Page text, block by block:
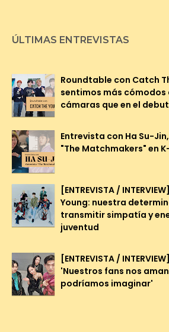
ÚLTIMAS ENTREVISTAS
Roundtable con Catch
sentimos más cómodos
cámaras que en el
Entrevista con Ha Su-
"The Matchmakers" en
[ENTREVISTA /
Young: nuestra
transmitir simpatía y
juventud
[ENTREVISTA /
'Nuestros fans nos
podríamos imaginar'